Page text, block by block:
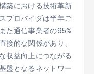
築における技術革新
プロバイダは半年ご
た通信事業者の95%
接的な関係があり、
収益向上につながる
盤となるネットワー